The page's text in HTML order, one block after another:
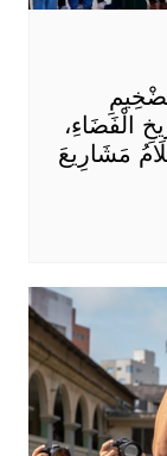
الْفَضَاءِ،
مَشَارِيعَ